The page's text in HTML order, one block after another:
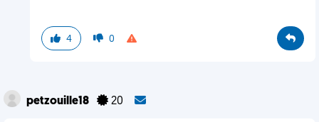
4 0
petzouille18 20